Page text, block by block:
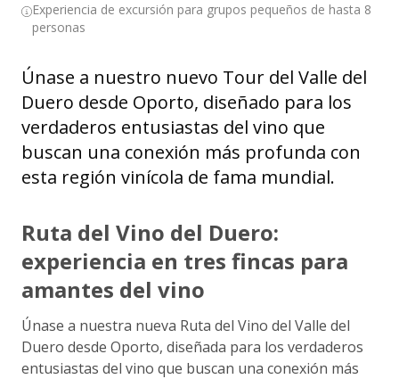
Experiencia de excursión para grupos pequeños de hasta 8
personas
Únase a nuestro nuevo Tour del Valle del
Duero desde Oporto, diseñado para los
verdaderos entusiastas del vino que
buscan una conexión más profunda con
esta región vinícola de fama mundial.
Ruta del Vino del Duero:
experiencia en tres fincas para
amantes del vino
Únase a nuestra nueva Ruta del Vino del Valle del
Duero desde Oporto, diseñada para los verdaderos
entusiastas del vino que buscan una conexión más